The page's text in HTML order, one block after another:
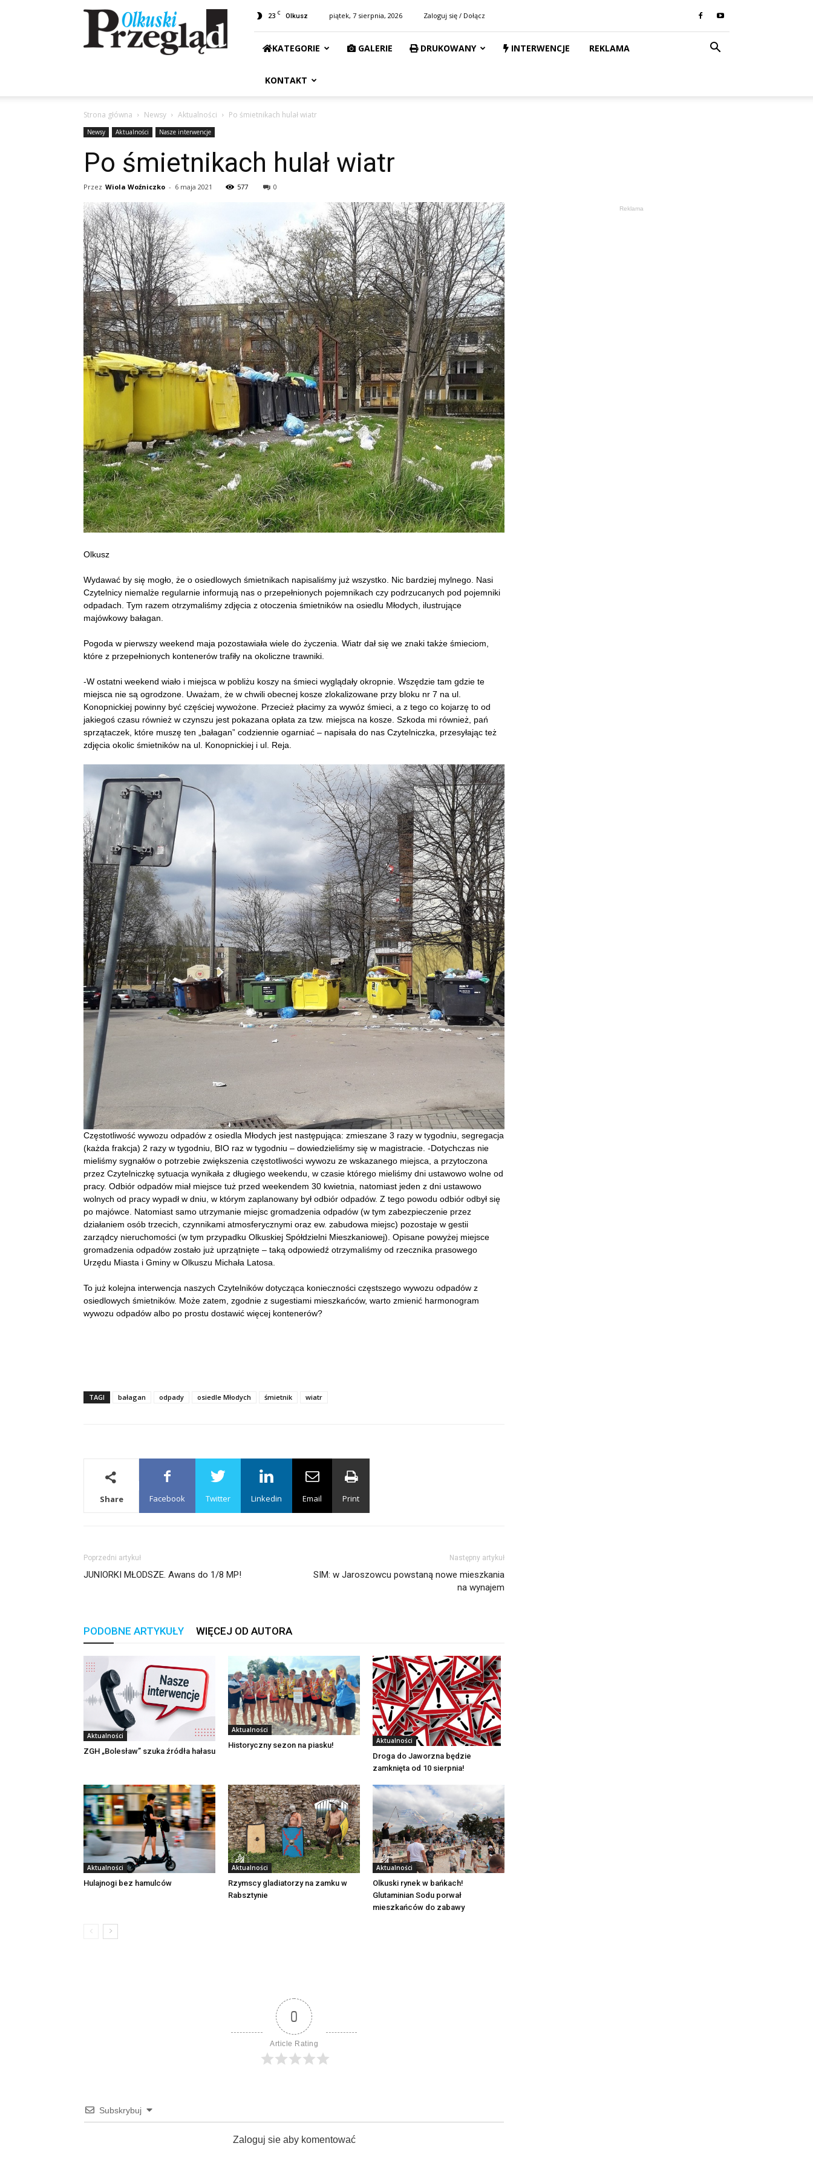
Przegląd
Olkuski
23 C Olkusz piątek, 7 sierpnia, 2026 Zaloguj się / Dołącz
KATEGORIE GALERIE DRUKOWANY INTERWENCJE REKLAMA
KONTAKT
Strona główna Newsy Aktualności Po śmietnikach hulał wiatr
Newsy Aktualności Nasze interwencje
Po śmietnikach hulał wiatr
Przez Wiola Woźniczko - 6 maja 2021 577 0
Olkusz
Wydawać by się mogło, że o osiedlowych śmietnikach napisaliśmy już wszystko. Nic bardziej mylnego. Nasi
Czytelnicy niemalże regularnie informują nas o przepełnionych pojemnikach czy podrzucanych pod pojemniki
odpadach. Tym razem otrzymaliśmy zdjęcia z otoczenia śmietników na osiedlu Młodych, ilustrujące
majówkowy bałagan.
Pogoda w pierwszy weekend maja pozostawiała wiele do życzenia. Wiatr dał się we znaki także śmieciom,
które z przepełnionych kontenerów trafiły na okoliczne trawniki.
-W ostatni weekend wiało i miejsca w pobliżu koszy na śmieci wyglądały okropnie. Wszędzie tam gdzie te
miejsca nie są ogrodzone. Uważam, że w chwili obecnej kosze zlokalizowane przy bloku nr 7 na ul.
Konopnickiej powinny być częściej wywożone. Przecież płacimy za wywóz śmieci, a z tego co kojarzę to od
jakiegoś czasu również w czynszu jest pokazana opłata za tzw. miejsca na kosze. Szkoda mi również, pań
sprzątaczek, które muszę ten „bałagan” codziennie ogarniać – napisała do nas Czytelniczka, przesyłając też
zdjęcia okolic śmietników na ul. Konopnickiej i ul. Reja.
Częstotliwość wywozu odpadów z osiedla Młodych jest następująca: zmieszane 3 razy w tygodniu, segregacja
(każda frakcja) 2 razy w tygodniu, BIO raz w tygodniu – dowiedzieliśmy się w magistracie. -Dotychczas nie
mieliśmy sygnałów o potrzebie zwiększenia częstotliwości wywozu ze wskazanego miejsca, a przytoczona
przez Czytelniczkę sytuacja wynikała z długiego weekendu, w czasie którego mieliśmy dni ustawowo wolne od
pracy. Odbiór odpadów miał miejsce tuż przed weekendem 30 kwietnia, natomiast jeden z dni ustawowo
wolnych od pracy wypadł w dniu, w którym zaplanowany był odbiór odpadów. Z tego powodu odbiór odbył się
po majówce. Natomiast samo utrzymanie miejsc gromadzenia odpadów (w tym zabezpieczenie przez
działaniem osób trzecich, czynnikami atmosferycznymi oraz ew. zabudowa miejsc) pozostaje w gestii
zarządcy nieruchomości (w tym przypadku Olkuskiej Spółdzielni Mieszkaniowej). Opisane powyżej miejsce
gromadzenia odpadów zostało już uprzątnięte – taką odpowiedź otrzymaliśmy od rzecznika prasowego
Urzędu Miasta i Gminy w Olkuszu Michała Latosa.
To już kolejna interwencja naszych Czytelników dotycząca konieczności częstszego wywozu odpadów z
osiedlowych śmietników. Może zatem, zgodnie z sugestiami mieszkańców, warto zmienić harmonogram
wywozu odpadów albo po prostu dostawić więcej kontenerów?
TAGI bałagan odpady osiedle Młodych śmietnik wiatr
Share Facebook Twitter Linkedin Email Print
Poprzedni artykuł
JUNIORKI MŁODSZE. Awans do 1/8 MP!
Następny artykuł
SIM: w Jaroszowcu powstaną nowe mieszkania
na wynajem
PODOBNE ARTYKUŁY WIĘCEJ OD AUTORA
Aktualności
ZGH „Bolesław” szuka źródła hałasu
Aktualności
Historyczny sezon na piasku! Aktualności
Droga do Jaworzna będzie
zamknięta od 10 sierpnia!
Aktualności
Hulajnogi bez hamulców
Aktualności
Rzymscy gladiatorzy na zamku w
Rabsztynie
Aktualności
Olkuski rynek w bańkach!
Glutaminian Sodu porwał
mieszkańców do zabawy
0
Article Rating
Subskrybuj
Zaloguj sie aby komentować
Reklama